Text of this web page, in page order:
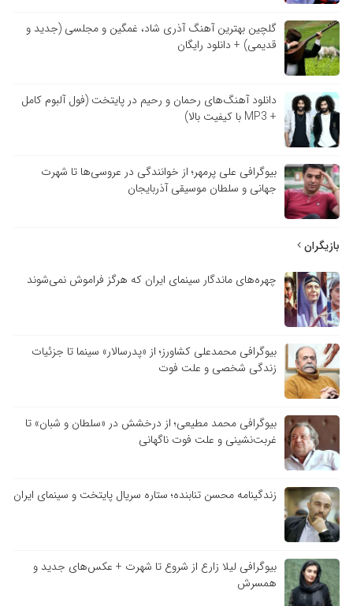
گلچین بهترین آهنگ آذری شاد، غمگین و مجلسی (جدید و
قدیمی) + دانلود رایگان
دانلود آهنگ‌های رحمان و رحیم در پایتخت (فول آلبوم کامل
+ MP3 با کیفیت بالا)
بیوگرافی علی پرمهر؛ از خوانندگی در عروسی‌ها تا شهرت
جهانی و سلطان موسیقی آذربایجان
بازیگران
چهره‌های ماندگار سینمای ایران که هرگز فراموش نمی‌شوند
بیوگرافی محمدعلی کشاورز؛ از «پدرسالار» سینما تا جزئیات
زندگی شخصی و علت فوت
بیوگرافی محمد مطیعی؛ از درخشش در «سلطان و شبان» تا
غربت‌نشینی و علت فوت ناگهانی
زندگینامه محسن تنابنده؛ ستاره سریال پایتخت و سینمای ایران
بیوگرافی لیلا زارع از شروع تا شهرت + عکس‌های جدید و
همسرش